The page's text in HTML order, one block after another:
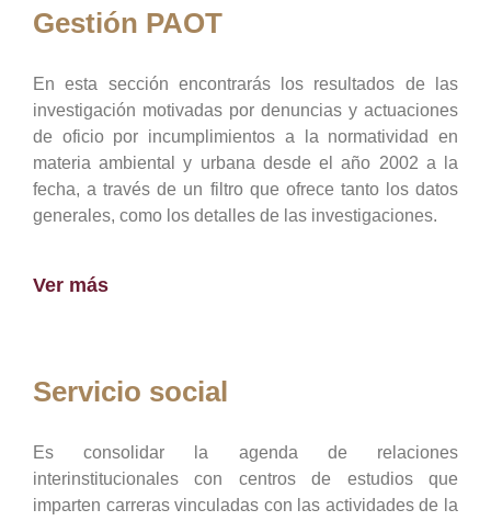
Gestión PAOT
En esta sección encontrarás los resultados de las
investigación motivadas por denuncias y actuaciones
de oficio por incumplimientos a la normatividad en
materia ambiental y urbana desde el año 2002 a la
fecha, a través de un filtro que ofrece tanto los datos
generales, como los detalles de las investigaciones.
Ver más
Servicio social
Es consolidar la agenda de relaciones
interinstitucionales con centros de estudios que
imparten carreras vinculadas con las actividades de la